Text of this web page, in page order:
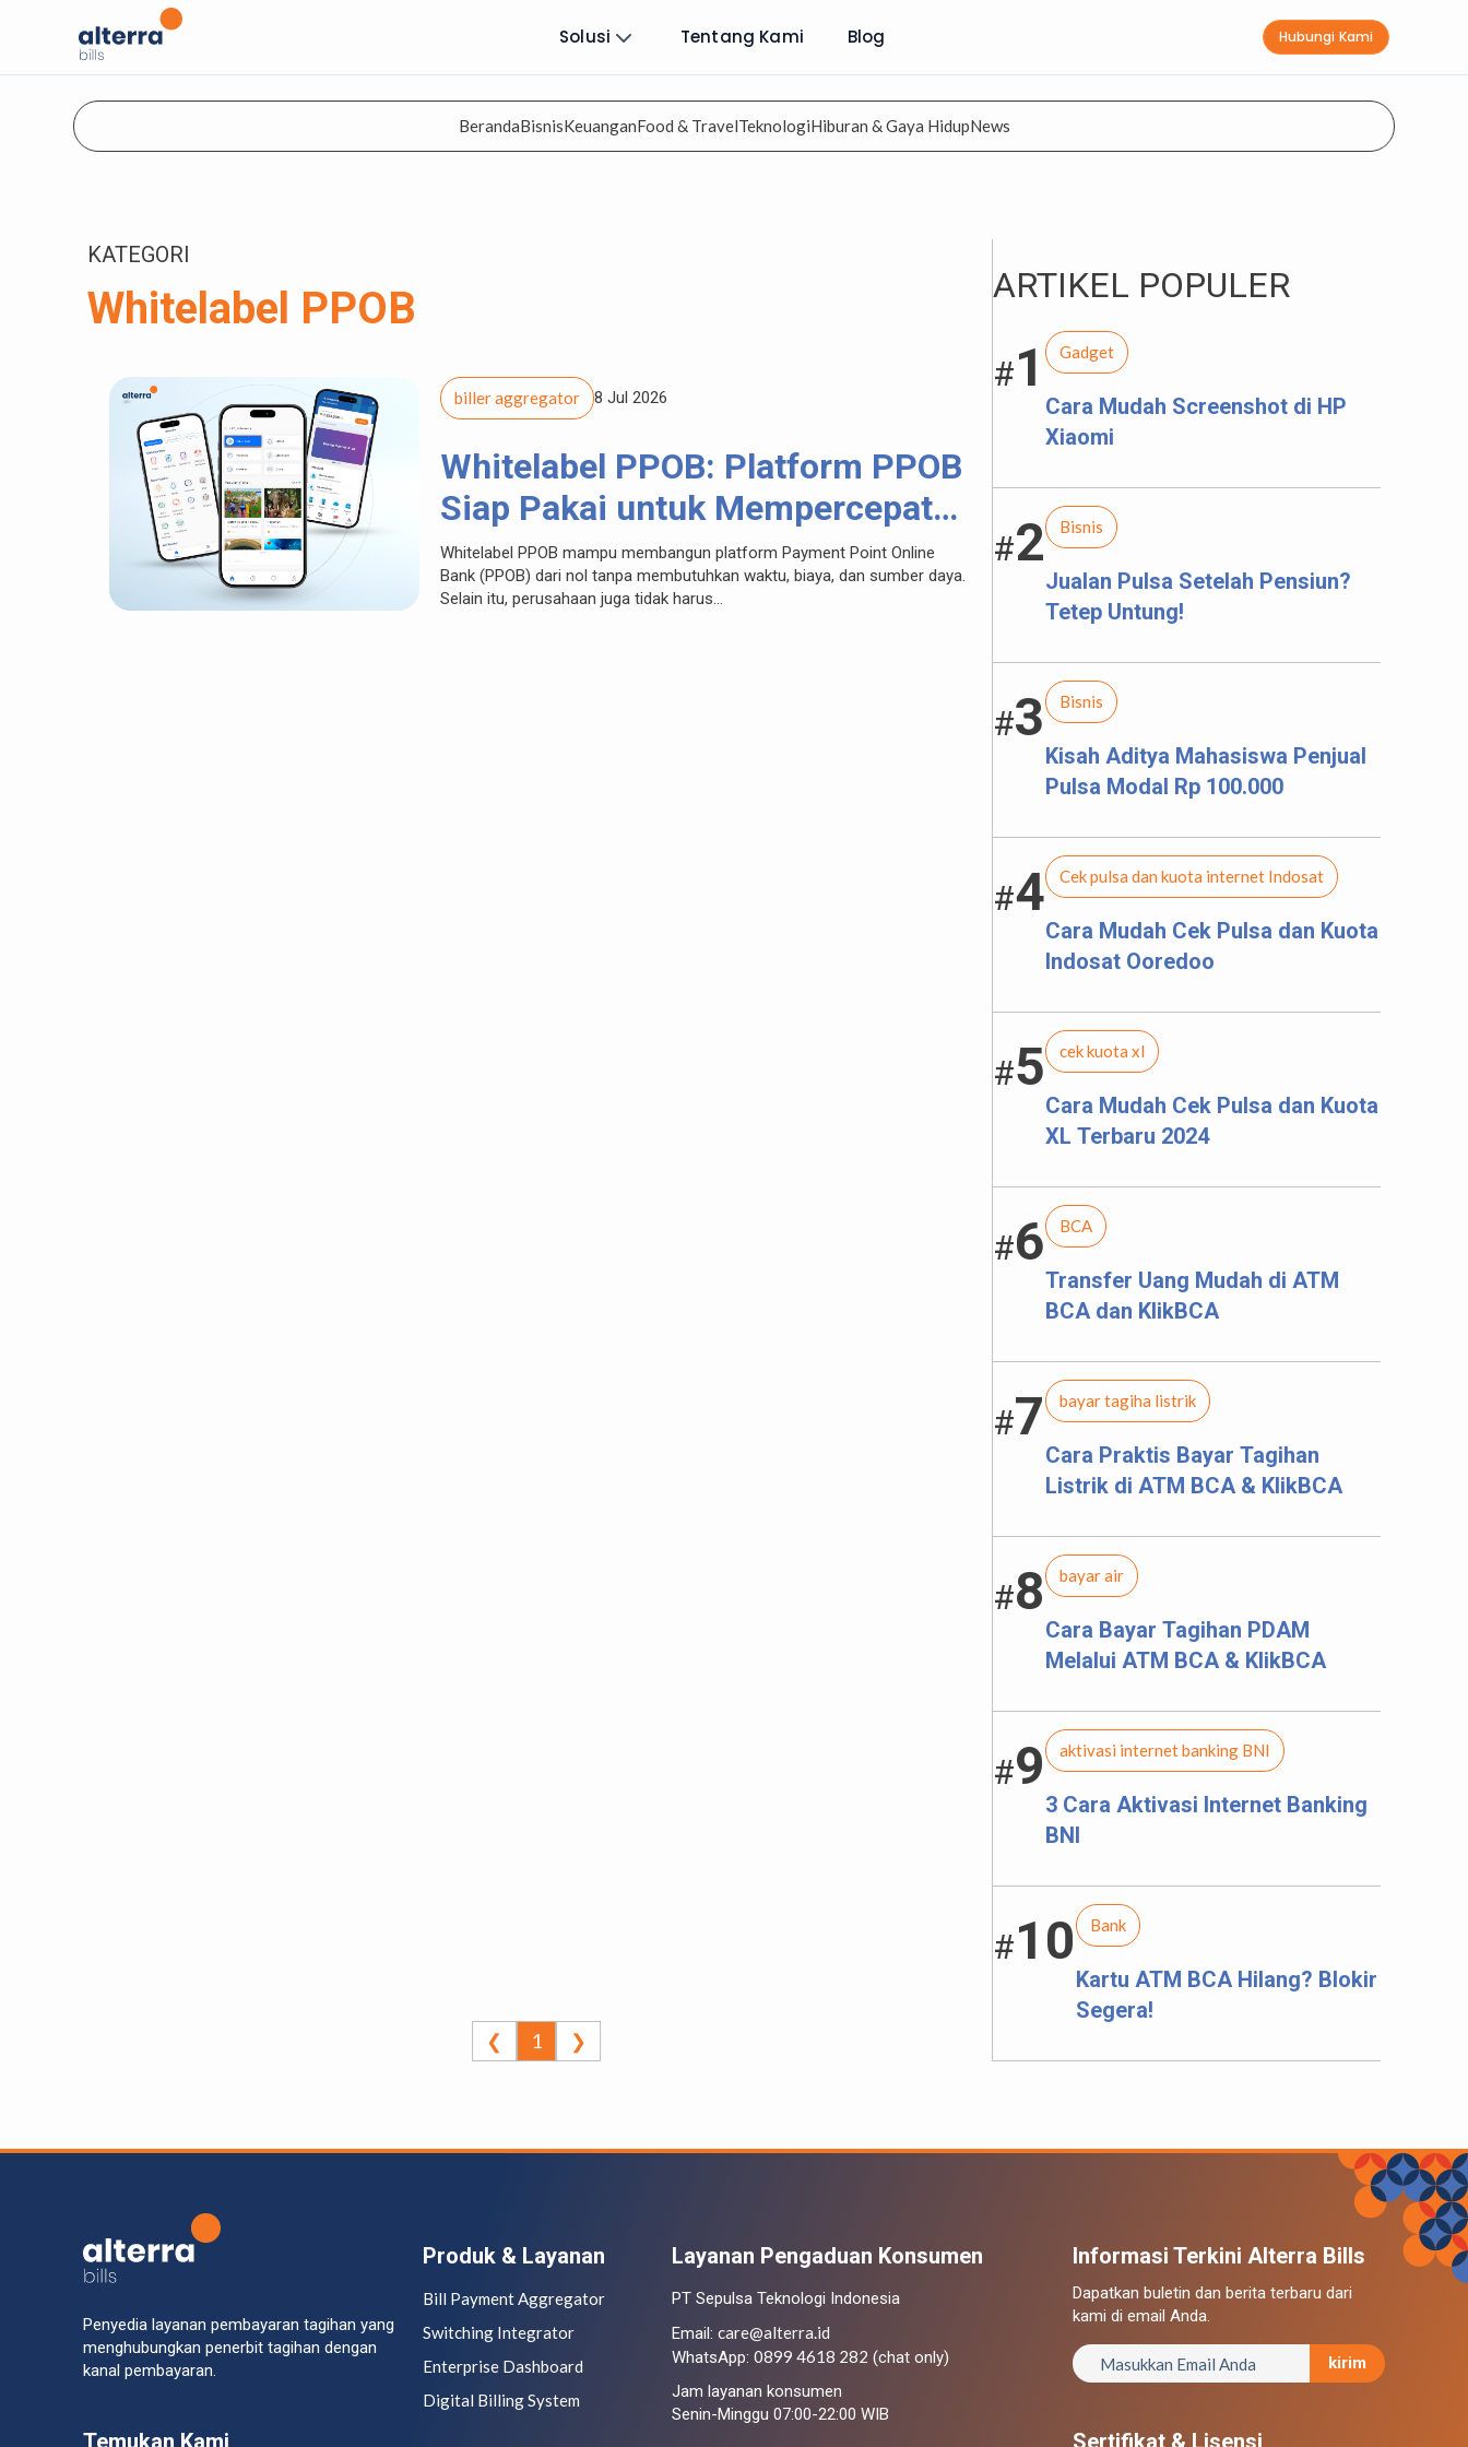
Solusi Tentang Kami Blog Hubungi Kami
BerandaBisnisKeuanganFood & TravelTeknologiHiburan & Gaya HidupNews
KATEGORI
Whitelabel PPOB
biller aggregator 8 Jul 2026
Whitelabel PPOB: Platform PPOB
Siap Pakai untuk Mempercepat
Bisnis Digital Anda
Whitelabel PPOB mampu membangun platform Payment Point Online
Bank (PPOB) dari nol tanpa membutuhkan waktu, biaya, dan sumber daya.
Selain itu, perusahaan juga tidak harus...
❮ 1 ❯
ARTIKEL POPULER
#1 Gadget
Cara Mudah Screenshot di HP
Xiaomi
#2 Bisnis
Jualan Pulsa Setelah Pensiun?
Tetep Untung!
#3 Bisnis
Kisah Aditya Mahasiswa Penjual
Pulsa Modal Rp 100.000
#4 Cek pulsa dan kuota internet Indosat
Cara Mudah Cek Pulsa dan Kuota
Indosat Ooredoo
#5 cek kuota xl
Cara Mudah Cek Pulsa dan Kuota
XL Terbaru 2024
#6 BCA
Transfer Uang Mudah di ATM
BCA dan KlikBCA
#7 bayar tagiha listrik
Cara Praktis Bayar Tagihan
Listrik di ATM BCA & KlikBCA
#8 bayar air
Cara Bayar Tagihan PDAM
Melalui ATM BCA & KlikBCA
#9 aktivasi internet banking BNI
3 Cara Aktivasi Internet Banking
BNI
#10 Bank
Kartu ATM BCA Hilang? Blokir
Segera!
Penyedia layanan pembayaran tagihan yang
menghubungkan penerbit tagihan dengan
kanal pembayaran.
Temukan Kami
Produk & Layanan
Bill Payment Aggregator
Switching Integrator
Enterprise Dashboard
Digital Billing System
Layanan Pengaduan Konsumen
PT Sepulsa Teknologi Indonesia
Email: care@alterra.id
WhatsApp: 0899 4618 282 (chat only)
Jam layanan konsumen
Senin-Minggu 07:00-22:00 WIB
Informasi Terkini Alterra Bills
Dapatkan buletin dan berita terbaru dari
kami di email Anda.
kirim
Sertifikat & Lisensi